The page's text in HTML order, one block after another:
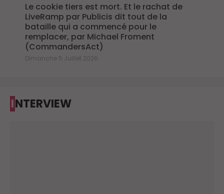
Le cookie tiers est mort. Et le rachat de
LiveRamp par Publicis dit tout de la
bataille qui a commencé pour le
remplacer, par Michael Froment
(CommandersAct)
Dimanche 5 Juillet 2026
INTERVIEW